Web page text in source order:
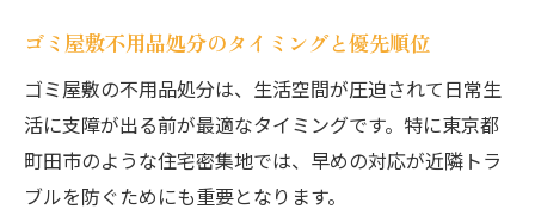
ゴミ屋敷不用品処分のタイミングと優先順位
ゴミ屋敷の不用品処分は、生活空間が圧迫されて日常生
活に支障が出る前が最適なタイミングです。特に東京都
町田市のような住宅密集地では、早めの対応が近隣トラ
ブルを防ぐためにも重要となります。